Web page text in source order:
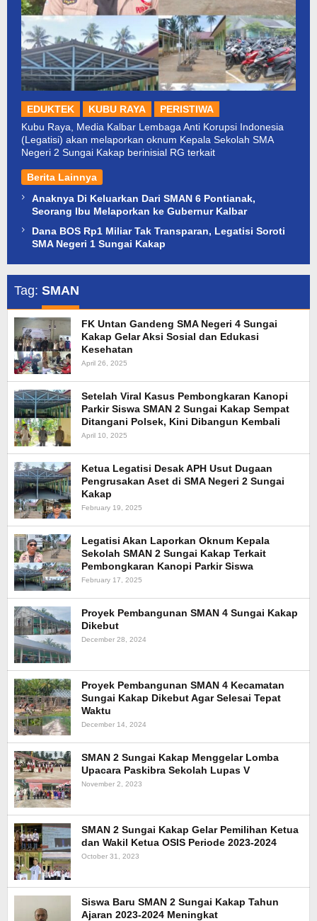
EDUKTEK KUBU RAYA
PERISTIWA
Kubu Raya, Media Kalbar Lembaga Anti Korupsi Indonesia
(Legatisi) akan melaporkan oknum Kepala Sekolah SMA
Negeri 2 Sungai Kakap berinisial RG terkait
Berita Lainnya
Anaknya Di Keluarkan Dari SMAN 6 Pontianak,
Seorang Ibu Melaporkan ke Gubernur Kalbar
Dana BOS Rp1 Miliar Tak Transparan, Legatisi Soroti
SMA Negeri 1 Sungai Kakap
Tag: SMAN
FK Untan Gandeng SMA Negeri 4 Sungai
Kakap Gelar Aksi Sosial dan Edukasi
Kesehatan
April 26, 2025
Setelah Viral Kasus Pembongkaran Kanopi
Parkir Siswa SMAN 2 Sungai Kakap Sempat
Ditangani Polsek, Kini Dibangun Kembali
April 10, 2025
Ketua Legatisi Desak APH Usut Dugaan
Pengrusakan Aset di SMA Negeri 2 Sungai
Kakap
February 19, 2025
Legatisi Akan Laporkan Oknum Kepala
Sekolah SMAN 2 Sungai Kakap Terkait
Pembongkaran Kanopi Parkir Siswa
February 17, 2025
Proyek Pembangunan SMAN 4 Sungai Kakap
Dikebut
December 28, 2024
Proyek Pembangunan SMAN 4 Kecamatan
Sungai Kakap Dikebut Agar Selesai Tepat
Waktu
December 14, 2024
SMAN 2 Sungai Kakap Menggelar Lomba
Upacara Paskibra Sekolah Lupas V
November 2, 2023
SMAN 2 Sungai Kakap Gelar Pemilihan Ketua
dan Wakil Ketua OSIS Periode 2023-2024
October 31, 2023
Siswa Baru SMAN 2 Sungai Kakap Tahun
Ajaran 2023-2024 Meningkat